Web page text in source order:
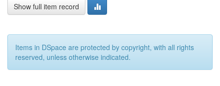
Show full item record
Items in DSpace are protected by copyright, with all rights
reserved, unless otherwise indicated.